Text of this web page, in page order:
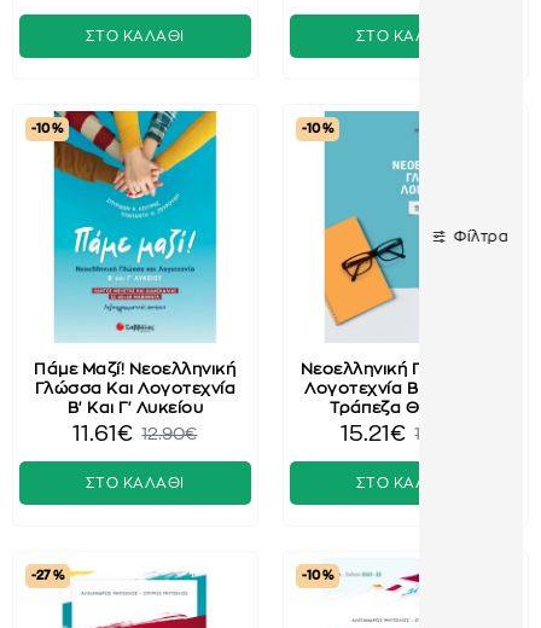
ΣΤΟ ΚΑΛΑΘΙ ΣΤΟ ΚΑΛΑΘΙ
-10 %
Πάμε Μαζί! Νεοελληνική
Γλώσσα Και Λογοτεχνία
Β' Και Γ' Λυκείου
11.61€ 12.90€
ΣΤΟ ΚΑΛΑΘΙ
-10 %
Νεοελληνική Γλώσσα Και
Λογοτεχνία Β΄ Λευκίου -
Τράπεζα Θεμάτων
15.21€ 16.90€
ΣΤΟ ΚΑΛΑΘΙ
-27 % -10 %
Φίλτρα